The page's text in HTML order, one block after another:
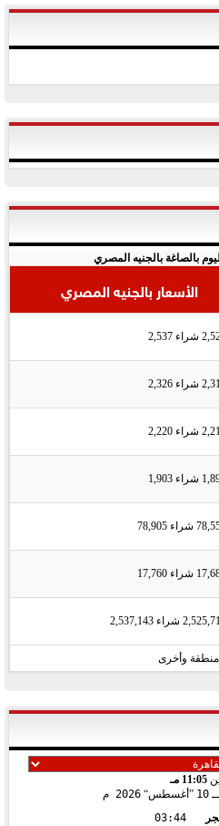
بالصاغة بالجنيه المصري
الأسعار بالجنيه المصري
وأخرى
11:05 مـ
10 أغسطس 2026 م
03:44